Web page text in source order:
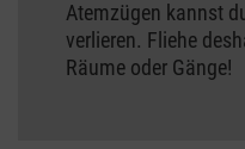
Atemzügen kannst
verlieren. Fliehe
Räume oder Gänge!